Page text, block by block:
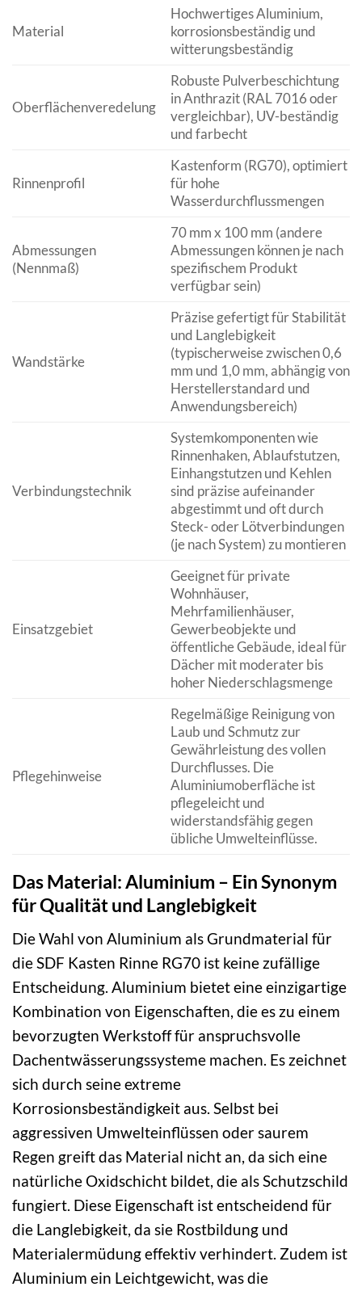
Material
Hochwertiges Aluminium,
korrosionsbeständig und
witterungsbeständig
Oberflächenveredelung
Robuste Pulverbeschichtung
in Anthrazit (RAL 7016 oder
vergleichbar), UV-beständig
und farbecht
Rinnenprofil
Kastenform (RG70), optimiert
für hohe
Wasserdurchflussmengen
Abmessungen
(Nennmaß)
70 mm x 100 mm (andere
Abmessungen können je nach
spezifischem Produkt
verfügbar sein)
Wandstärke
Präzise gefertigt für Stabilität
und Langlebigkeit
(typischerweise zwischen 0,6
mm und 1,0 mm, abhängig von
Herstellerstandard und
Anwendungsbereich)
Verbindungstechnik
Systemkomponenten wie
Rinnenhaken, Ablaufstutzen,
Einhangstutzen und Kehlen
sind präzise aufeinander
abgestimmt und oft durch
Steck- oder Lötverbindungen
(je nach System) zu montieren
Einsatzgebiet
Geeignet für private
Wohnhäuser,
Mehrfamilienhäuser,
Gewerbeobjekte und
öffentliche Gebäude, ideal für
Dächer mit moderater bis
hoher Niederschlagsmenge
Pflegehinweise
Regelmäßige Reinigung von
Laub und Schmutz zur
Gewährleistung des vollen
Durchflusses. Die
Aluminiumoberfläche ist
pflegeleicht und
widerstandsfähig gegen
übliche Umwelteinflüsse.
Das Material: Aluminium – Ein Synonym
für Qualität und Langlebigkeit
Die Wahl von Aluminium als Grundmaterial für
die SDF Kasten Rinne RG70 ist keine zufällige
Entscheidung. Aluminium bietet eine einzigartige
Kombination von Eigenschaften, die es zu einem
bevorzugten Werkstoff für anspruchsvolle
Dachentwässerungssysteme machen. Es zeichnet
sich durch seine extreme
Korrosionsbeständigkeit aus. Selbst bei
aggressiven Umwelteinflüssen oder saurem
Regen greift das Material nicht an, da sich eine
natürliche Oxidschicht bildet, die als Schutzschild
fungiert. Diese Eigenschaft ist entscheidend für
die Langlebigkeit, da sie Rostbildung und
Materialermüdung effektiv verhindert. Zudem ist
Aluminium ein Leichtgewicht, was die